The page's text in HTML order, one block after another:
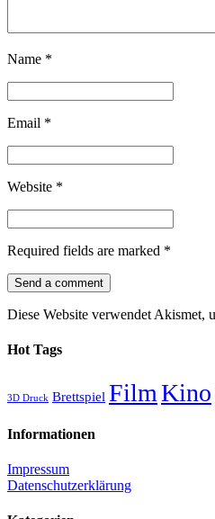
Name *
Email *
Website *
Required fields are marked *
Diese Website verwendet Akismet,
Hot Tags
3D Druck Brettspiel FilmKino
Informationen
Impressum
Datenschutzerklärung